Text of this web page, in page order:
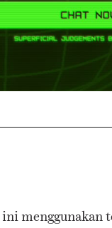
ini menggunakan